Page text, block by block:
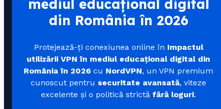
mediul educațional digital
din România în 2026
Protejează-ți conexiunea online în Impactul
utilizării VPN în mediul educațional digital din
România în 2026 cu NordVPN, un VPN premium
cunoscut pentru securitate avansată, viteze
excelente și o politică strictă fără loguri.